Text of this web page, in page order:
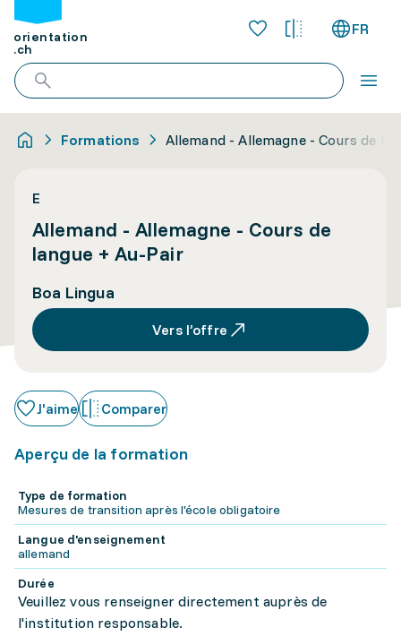
orientation
.ch
FR
Formations Allemand - Allemagne - Cours de
E
Allemand - Allemagne - Cours de
langue + Au-Pair
Boa Lingua
Vers l’offre
J'aime Comparer
Aperçu de la formation
Type de formation
Mesures de transition après l'école obligatoire
Langue d'enseignement
allemand
Durée
Veuillez vous renseigner directement auprès de
l'institution responsable.